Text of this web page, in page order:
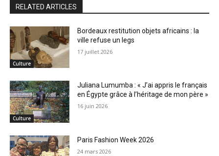
RELATED ARTICLES
Culture
Bordeaux restitution objets africains : la
ville refuse un legs
17 juillet 2026
Culture
Juliana Lumumba : « J’ai appris le français
en Égypte grâce à l’héritage de mon père »
16 juin 2026
Paris Fashion Week 2026
24 mars 2026